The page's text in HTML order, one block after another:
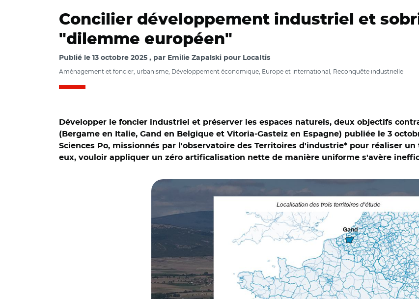
Concilier développement industriel et
"dilemme européen"
Publié le 13 octobre 2025 par Emilie Zapalski pour Localtis
Aménagement et foncier, urbanisme, Développement économique, Europe et international, Reconquête industrielle
Développer le foncier industriel et préserver les espaces naturels, deux objectifs
(Bergame en Italie, Gand en Belgique et Vitoria-Gasteiz en Espagne) publiée le 3
Sciences Po, missionnés par l'observatoire des Territoires d'industrie* pour réaliser
eux, vouloir appliquer un zéro artificalisation nette de manière uniforme s'avère